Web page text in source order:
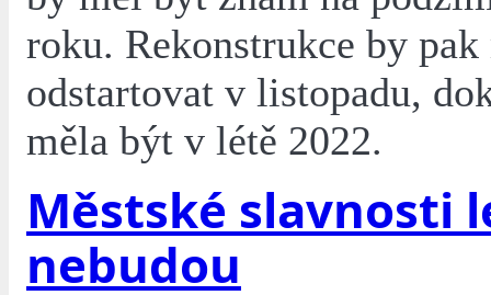
roku. Rekonstrukce by pak
odstartovat v listopadu,
měla být v létě 2022.
Městské slavnosti
nebudou